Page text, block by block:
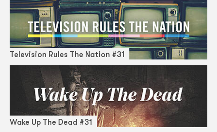
Television Rules The Nation #31
Wake Up The Dead #31